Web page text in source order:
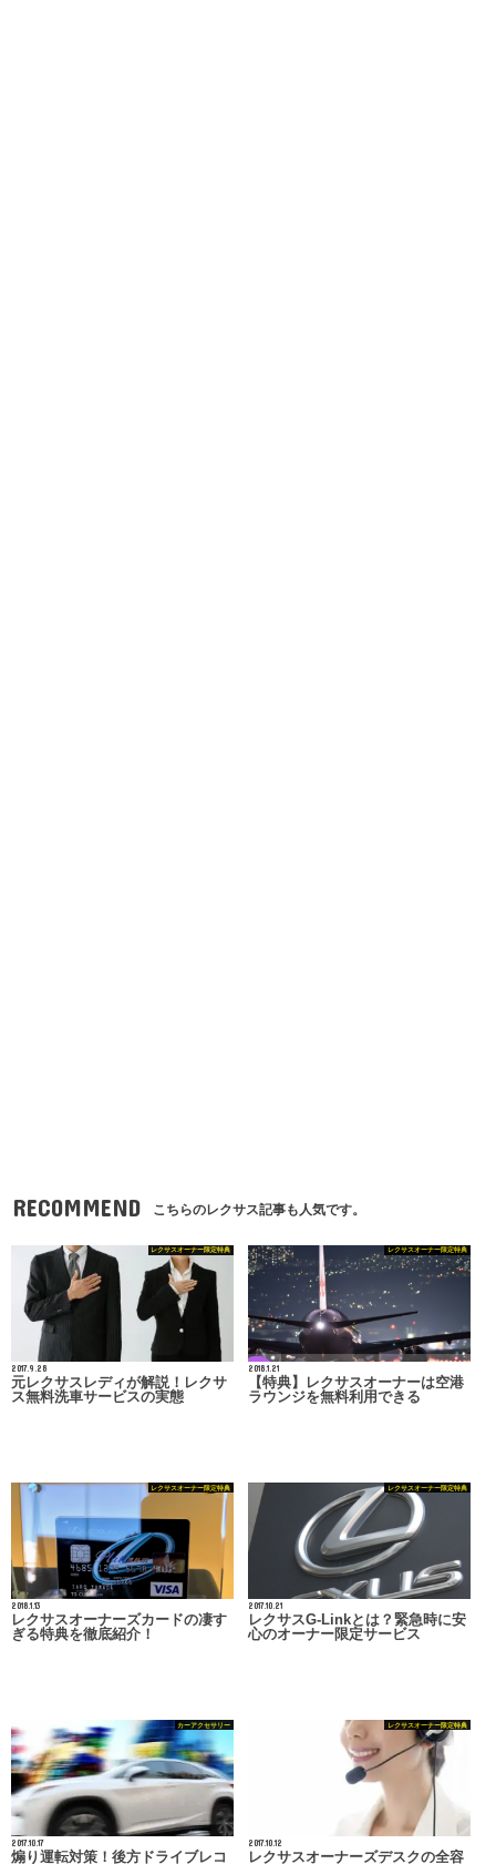
RECOMMEND こちらのレクサス記事も人気です。
レクサスオーナー限定特典
2017.9.28
元レクサスレディが解説！レクサ
ス無料洗車サービスの実態
レクサスオーナー限定特典
2018.1.21
【特典】レクサスオーナーは空港
ラウンジを無料利用できる
レクサスオーナー限定特典
2018.1.13
レクサスオーナーズカードの凄す
ぎる特典を徹底紹介！
レクサスオーナー限定特典
2017.10.21
レクサスG-Linkとは？緊急時に安
心のオーナー限定サービス
カーアクセサリー
2017.10.17
煽り運転対策！後方ドライブレコ
レクサスオーナー限定特典
2017.10.12
レクサスオーナーズデスクの全容